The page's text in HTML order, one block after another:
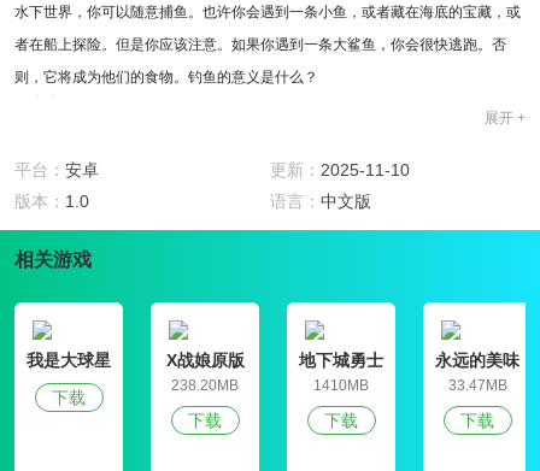
水下世界，你可以随意捕鱼。也许你会遇到一条小鱼，或者藏在海底的宝藏，或
者在船上探险。但是你应该注意。如果你遇到一条大鲨鱼，你会很快逃跑。否
则，它将成为他们的食物。钓鱼的意义是什么？
藏。这些将对你身后的冒险活动大有帮助。
2，在海底冒险的过程中，你也会遇到美丽的美人鱼，看看美人鱼是否有什么特
别的感觉。事实上，你可以和美人鱼玩，让美人鱼爱上你，和你一起冒险。
3，模拟海洋的生活环境，你可以在游戏世界中看到一个更加美丽的水下世界。
玩家评测
这是一次进入海底的冒险。事实上，它也可以被视为一次旅行。沿途美丽的风景
和有趣的东西是你的收获。
展开 +
平台： 安卓 更新： 2025-11-10
版本： 1.0 语言： 中文版
相关游戏
我是大球星
下载
X战娘原版
238.20MB
下载
地下城勇士
官网版
1410MB
下载
永远的美味
星球4破解版
33.47MB
下载